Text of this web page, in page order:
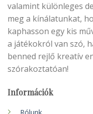
valamint különleges
meg a kínálatunkat,
kaphasson egy kis
a játékokról van szó,
benned rejlő kreatív
szórakoztatóan!
Információk